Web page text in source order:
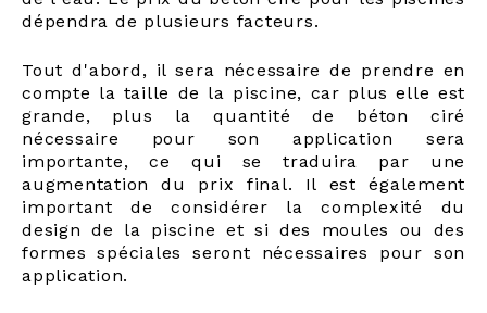
dépendra de plusieurs facteurs.
Tout d'abord, il sera nécessaire de prendre en
compte la taille de la piscine, car plus elle est
grande, plus la quantité de béton ciré
nécessaire pour son application sera
importante, ce qui se traduira par une
augmentation du prix final. Il est également
important de considérer la complexité du
design de la piscine et si des moules ou des
formes spéciales seront nécessaires pour son
application.